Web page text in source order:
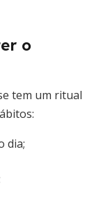
o
tem um ritual
dia;